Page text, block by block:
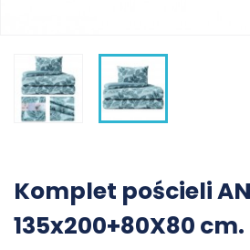
Komplet pościeli
135x200+80X80 cm.